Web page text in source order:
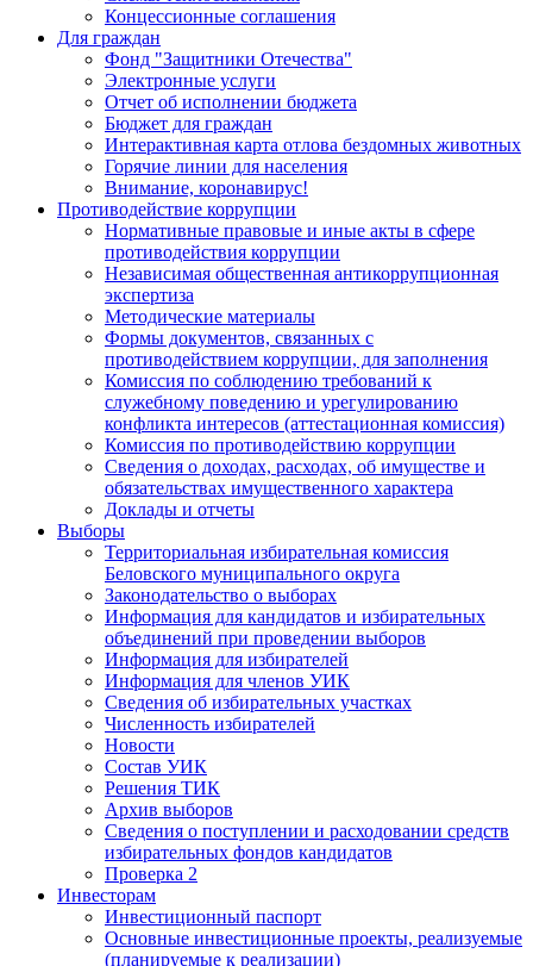
Концессионные соглашения
Для граждан
Фонд "Защитники Отечества"
Электронные услуги
Отчет об исполнении бюджета
Бюджет для граждан
Интерактивная карта отлова бездомных животных
Горячие линии для населения
Внимание, коронавирус!
Противодействие коррупции
Нормативные правовые и иные акты в сфере
противодействия коррупции
Независимая общественная антикоррупционная
экспертиза
Методические материалы
Формы документов, связанных с
противодействием коррупции, для заполнения
Комиссия по соблюдению требований к
служебному поведению и урегулированию
конфликта интересов (аттестационная комиссия)
Комиссия по противодействию коррупции
Сведения о доходах, расходах, об имуществе и
обязательствах имущественного характера
Доклады и отчеты
Выборы
Территориальная избирательная комиссия
Беловского муниципального округа
Законодательство о выборах
Информация для кандидатов и избирательных
объединений при проведении выборов
Информация для избирателей
Информация для членов УИК
Сведения об избирательных участках
Численность избирателей
Новости
Состав УИК
Решения ТИК
Архив выборов
Сведения о поступлении и расходовании средств
избирательных фондов кандидатов
Проверка 2
Инвесторам
Инвестиционный паспорт
Основные инвестиционные проекты, реализуемые
(планируемые к реализации)